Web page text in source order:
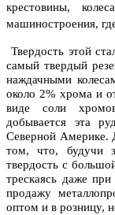
крестовины,
машиностроения,
Твердость этой
самый твердый
наждачными
около 2% хрома и
виде соли
добывается эта
Северной Америке.
том, что, будучи
твердость с
трескаясь даже
продажу
оптом и в розницу,